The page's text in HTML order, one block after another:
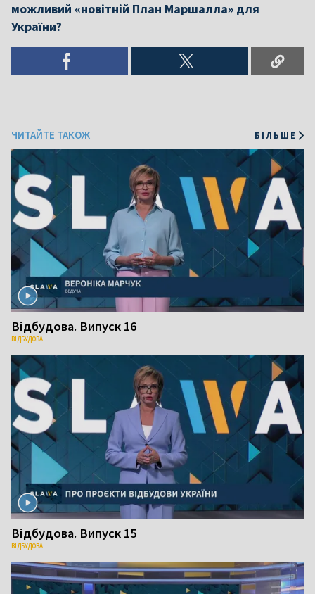
можливий «новітній План Маршалла» для
України?
ЧИТАЙТЕ ТАКОЖ БІЛЬШЕ
Відбудова. Випуск 16
ВІДБУДОВА
Відбудова. Випуск 15
ВІДБУДОВА